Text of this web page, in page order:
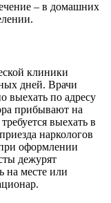
– в домашних
клиники
дней. Врачи
выехать по адресу
прибывают на
выехать в
наркологов
оформлении
дежурят
на месте или